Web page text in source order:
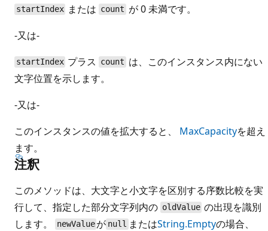
startIndex または count が 0 未満です。
-又は-
startIndex プラス count は、このインスタンス内にない
文字位置を示します。
-又は-
このインスタンスの値を拡大すると、 MaxCapacityを超え
ます。
注釈
このメソッドは、大文字と小文字を区別する序数比較を実
行して、指定した部分文字列内の oldValue の出現を識別
します。
newValue が null またはString.Emptyの場合、